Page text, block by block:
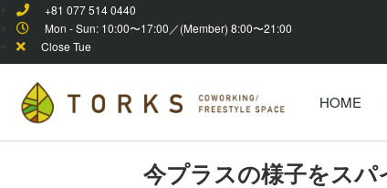
+81 077 514 0440
Mon - Sun: 10:00〜17:00／(Member) 8:00〜21:00
Close Tue
HOME
今プラスの様子をス